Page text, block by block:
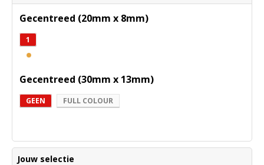
Gecentreed (20mm x 8mm)
1
Gecentreed (30mm x 13mm)
GEEN FULL COLOUR
Jouw selectie